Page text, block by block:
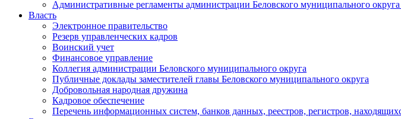
Административные регламенты администрации Беловского муниципального
Власть
Электронное правительство
Резерв управленческих кадров
Воинский учет
Финансовое управление
Коллегия администрации Беловского муниципального округа
Публичные доклады заместителей главы Беловского муниципального округа
Добровольная народная дружина
Кадровое обеспечение
Перечень информационных систем, банков данных, реестров, регистров,